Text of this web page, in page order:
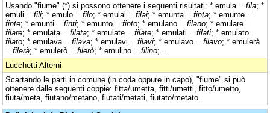
Usando "fiume" (*) si possono ottenere i seguenti risultati: * emula = fila; *
emuli = fili; * emulo = filo; * emulai = filai; * emunta = finta; * emunte =
finte; * emunti = finti; * emunto = finto; * emulano = filano; * emulare =
filare; * emulata = filata; * emulate = filate; * emulati = filati; * emulato =
filato; * emulava = filava; * emulavi = filavi; * emulavo = filavo; * emulerà
= filerà; * emulerò = filerò; * emulino = filino; ...
Lucchetti Alterni
Scartando le parti in comune (in coda oppure in capo), "fiume" si può
ottenere dalle seguenti coppie: fitta/umetta, fitti/umetti, fitto/umetto,
fiuta/meta, fiutano/metano, fiutati/metati, fiutato/metato.